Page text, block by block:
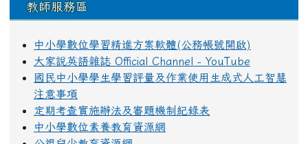
教師服務區
中小學數位學習精進方案軟體(公務帳號開啟)
大家說英語雜誌 Official Channel - YouTube
國民中小學學生學習評量及作業使用生成式人工智慧
注意事項
定期考查實施辦法及審題機制紀錄表
中小學數位素養教育資源網